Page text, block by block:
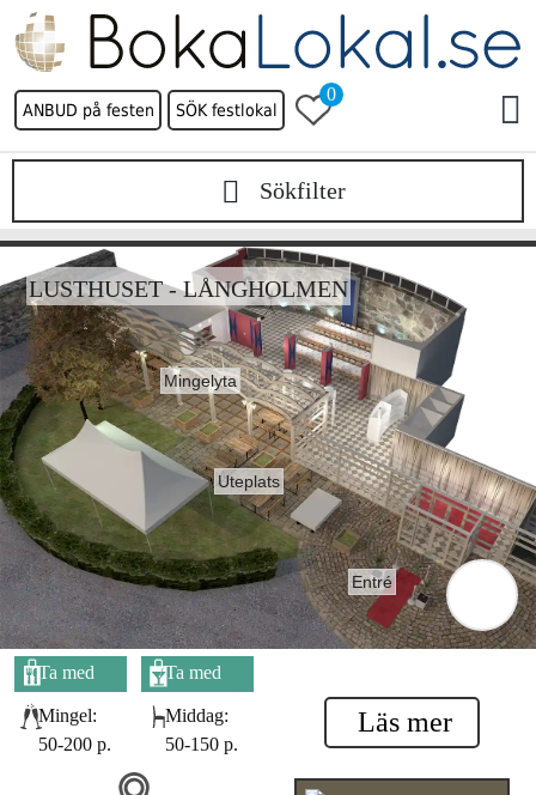
ANBUD på festen SÖK festlokal
0
Sökfilter
LUSTHUSET - LÅNGHOLMEN
Entré
Uteplats
Mingelyta
Ta med
Ta med
Mingel:
50-200 p.
Middag:
50-150 p.
Läs mer